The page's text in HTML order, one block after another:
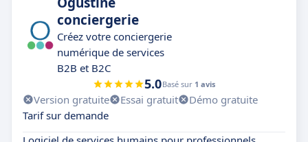
conciergerie
Créez votre conciergerie
numérique de services
B2B et B2C
5.0Basé sur 1 avis
Version gratuite Essai gratuit
Démo gratuite
Tarif sur demande